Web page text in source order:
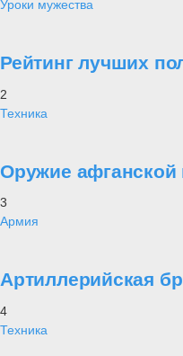
Уроки мужества
Рейтинг лучших
2
Техника
Оружие
3
Армия
Артиллерийская
4
Техника